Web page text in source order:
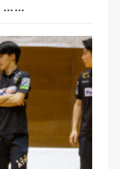
……